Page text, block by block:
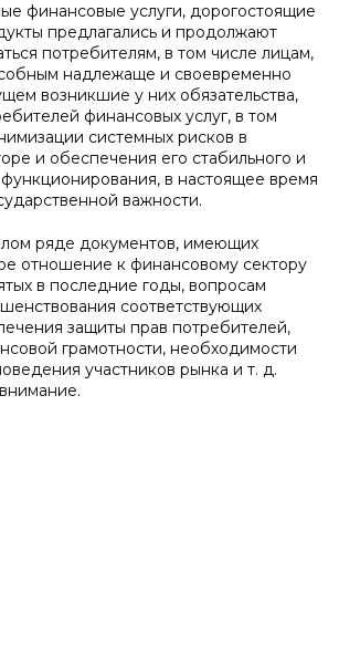
финансовые услуги, дорогостоящие
предлагались и продолжают
потребителям, в том числе лицам,
надлежаще и своевременно
возникшие у них обязательства,
финансовых услуг, в том
системных рисков в
и обеспечения его стабильного и
функционирования, в настоящее время
важности.
ряде документов, имеющих
отношение к финансовому сектору
в последние годы, вопросам
соответствующих
защиты прав потребителей,
грамотности, необходимости
участников рынка и т. д.